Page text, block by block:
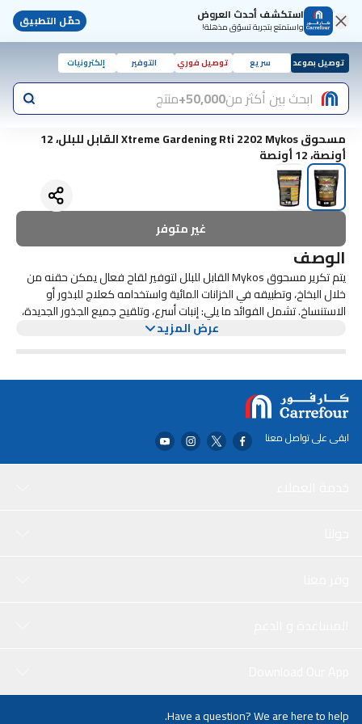
استكشف أحدث العروض
واستمتع بتجربة تسوّق مذهلة! حمّل التطبيق
توصيل بموعد سريع توصيل فوري التوفير إلكترونيات
ابحث بين أكثر من50,000+ منتج
مسحوق Xtreme Gardening Rti 2202 Mykos القابل للبلل، 12
أونصة، 12 أونصة
غير متوفر
الوصف
يتم تكرير مسحوق Mykos القابل للبلل لتوفير لقاح فعال يمكن حقنه من
خلال البخاخ، وتطبيقه في الخزانات المائية واستخدامه كعلاج للبذور أو
الاستنساخ. تشمل الفوائد ما يلي: إنبات أسرع، وتلقيح جميع الجذور الجديدة،
وزيادة النمو، وتطوير جذور أكثر صحة، وإنتاجية أكبر، ومحاصيل أكثر كثافة
عرض المزيد
ابقى على تواصل معنا
Have a question? We are here to help.